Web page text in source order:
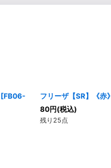
[FB06-
フリーザ【SR】《赤》
80円(税込)
残り25点